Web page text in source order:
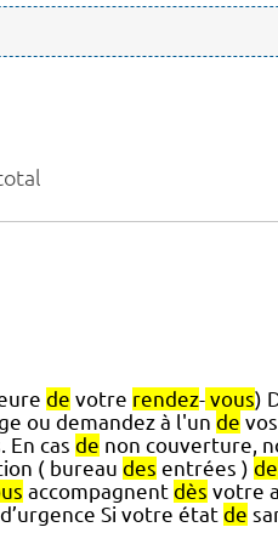
de votre rendez- vous)
ou demandez à l'un de
En cas de non couverture,
( bureau des entrées ) de
accompagnent dès votre
Si votre état de